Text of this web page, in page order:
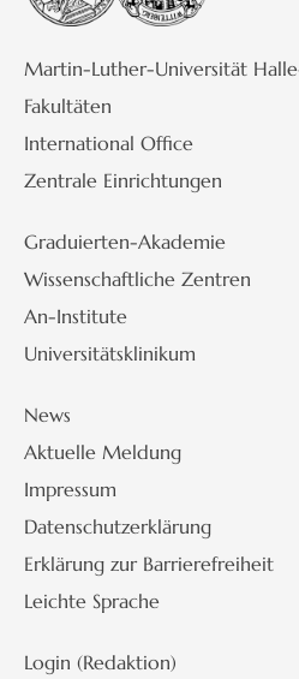
Martin-Luther-Universität
Fakultäten
International Office
Zentrale Einrichtungen
Graduierten-Akademie
Wissenschaftliche Zentren
An-Institute
Universitätsklinikum
News
Aktuelle Meldung
Impressum
Datenschutzerklärung
Erklärung zur Barrierefreiheit
Leichte Sprache
Login (Redaktion)